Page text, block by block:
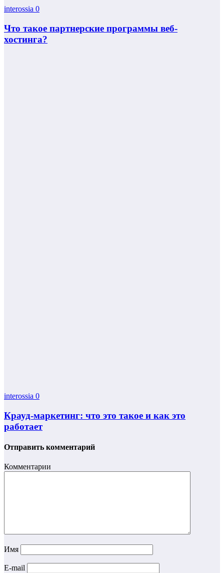
interossia 0
Что такое партнерские программы веб-
хостинга?
interossia 0
Крауд-маркетинг: что это такое и как это
работает
Отправить комментарий
Комментарии
Имя
E-mail